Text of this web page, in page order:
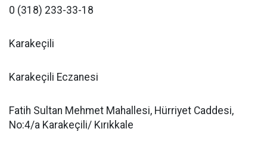
0 (318) 233-33-18
Karakeçili
Karakeçili Eczanesi
Fatih Sultan Mehmet Mahallesi, Hürriyet Caddesi,
No:4/a Karakeçili/ Kırıkkale